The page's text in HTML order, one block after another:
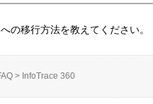
の移行方法を教えてください。
> InfoTrace 360